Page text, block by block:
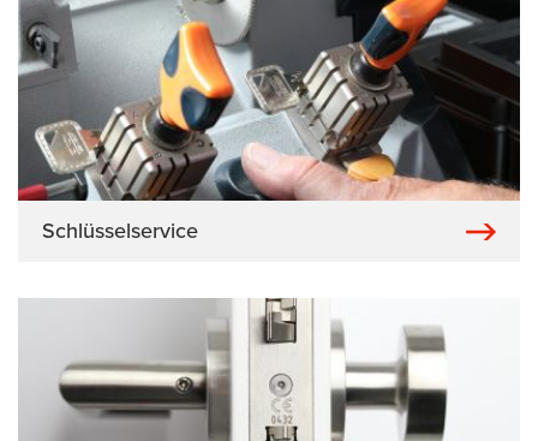
Schlüsselservice